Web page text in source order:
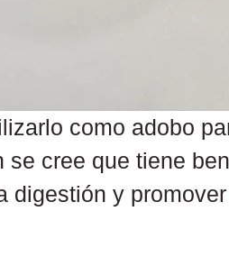
como adobo
se cree que tiene
digestión y